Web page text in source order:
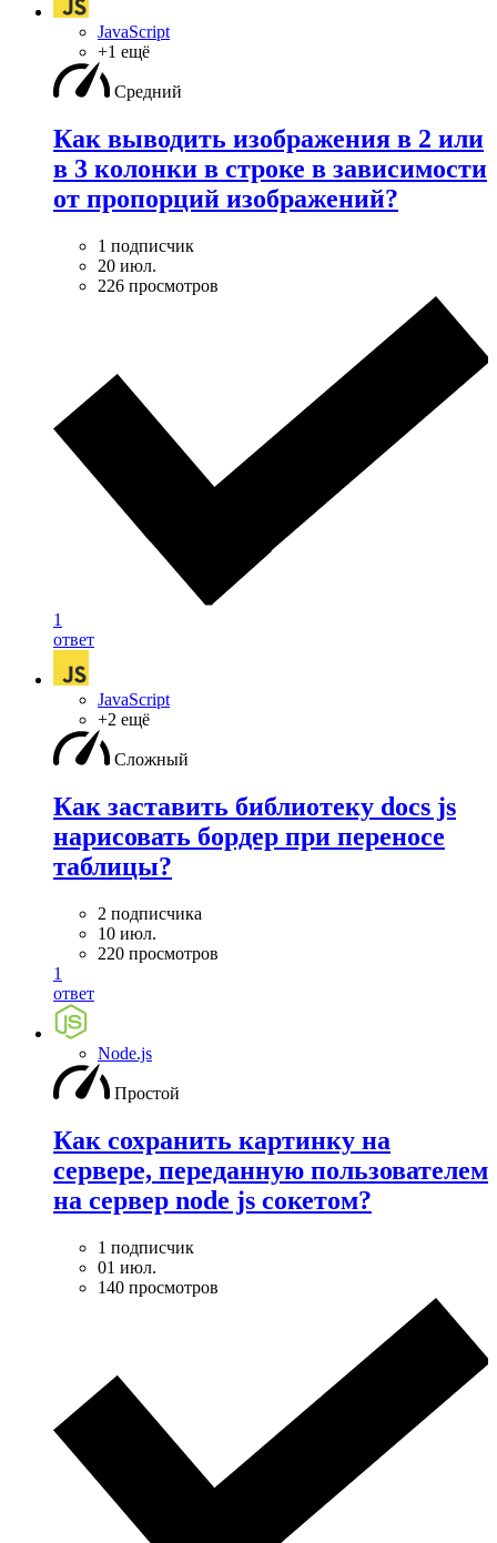
JavaScript
+1 ещё
Средний
Как выводить изображения в 2 или
в 3 колонки в строке в зависимости
от пропорций изображений?
1 подписчик
20 июл.
226 просмотров
1
ответ
JavaScript
+2 ещё
Сложный
Как заставить библиотеку docs js
нарисовать бордер при переносе
таблицы?
2 подписчика
10 июл.
220 просмотров
1
ответ
Node.js
Простой
Как сохранить картинку на
сервере, переданную пользователем
на сервер node js сокетом?
1 подписчик
01 июл.
140 просмотров